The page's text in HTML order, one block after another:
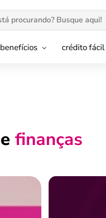
benefícios crédito fácil
e finanças